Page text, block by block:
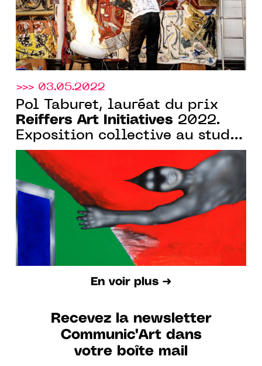
>>> 03.05.2022
Pol Taburet, lauréat du prix
Reiffers Art Initiatives 2022.
Exposition collective au studio
des acacias du 5.05 au
28.05.2022
En voir plus ➜
Recevez la newsletter
Communic'Art dans
votre boîte mail